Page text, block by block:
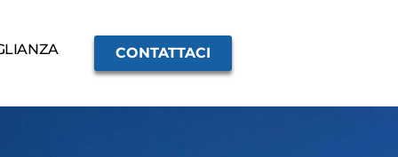
CONTATTACI